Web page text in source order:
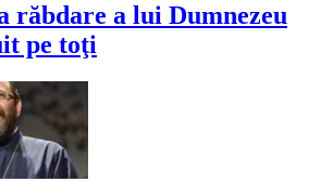
răbdare a lui Dumnezeu
pe toţi